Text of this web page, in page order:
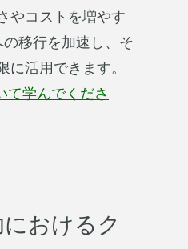
やコストを増やす
移行を加速し、そ
に活用できます。
て学んでくださ
おけるク